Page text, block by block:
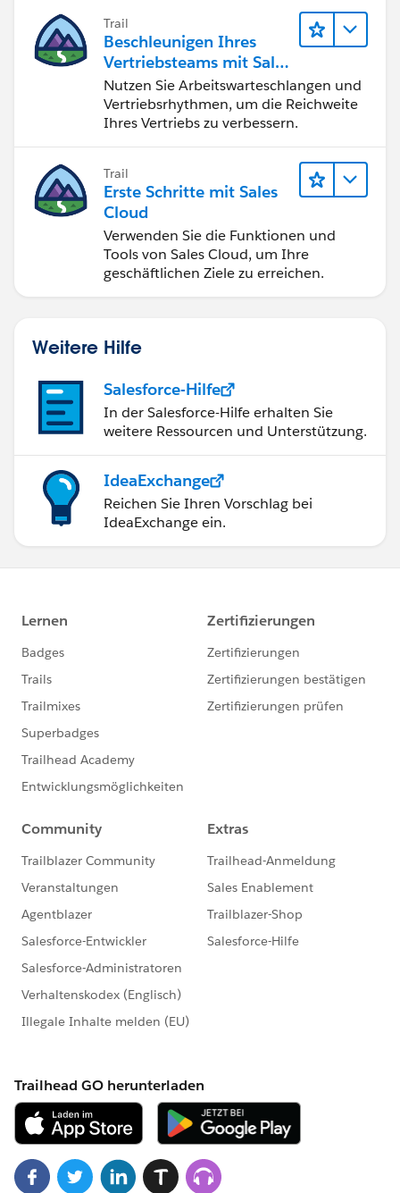
schließen Sie den Lead-zu-Cash-Zyklus
erfolgreich ab.
Trail
Beschleunigen Ihres
Vertriebsteams mit Sales
Engagement
Nutzen Sie Arbeitswarteschlangen und
Vertriebsrhythmen, um die Reichweite
Ihres Vertriebs zu verbessern.
Trail
Erste Schritte mit Sales
Cloud
Verwenden Sie die Funktionen und
Tools von Sales Cloud, um Ihre
geschäftlichen Ziele zu erreichen.
Weitere Hilfe
Salesforce-Hilfe
In der Salesforce-Hilfe erhalten Sie
weitere Ressourcen und Unterstützung.
IdeaExchange
Reichen Sie Ihren Vorschlag bei
IdeaExchange ein.